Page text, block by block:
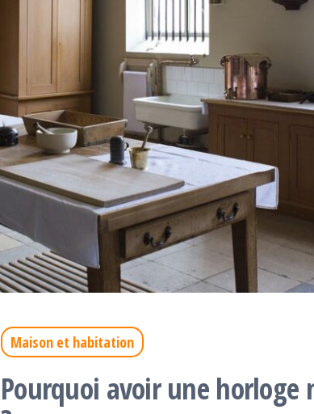
Maison et habitation
Pourquoi avoir une horloge